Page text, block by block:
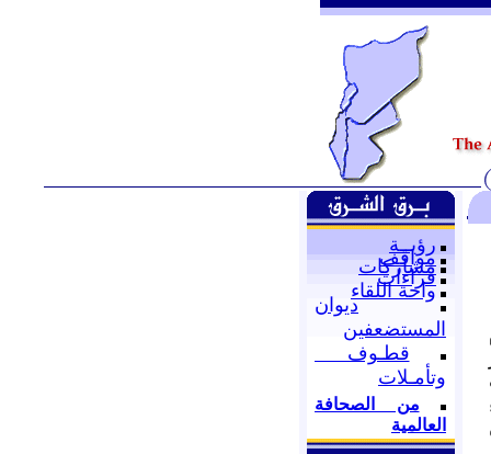
رؤيــة
مواقف
مشاركات
قراءات
واحة اللقاء
ديوان
المستضعفين
قطـوف
وتأمـلات
من الصحافة
العالمية